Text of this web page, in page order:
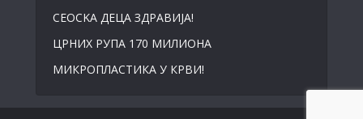
СЕОСKА ДЕЦА ЗДРАВИЈА!
ЦРНИХ РУПА 170 МИЛИОНА
МИКРОПЛАСТИКА У КРВИ!